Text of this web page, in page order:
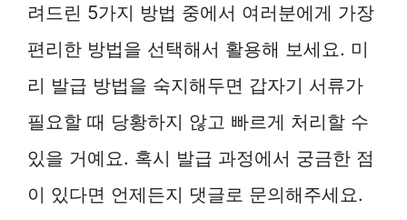
려드린 5가지 방법 중에서 여러분에게 가장
편리한 방법을 선택해서 활용해 보세요. 미
리 발급 방법을 숙지해두면 갑자기 서류가
필요할 때 당황하지 않고 빠르게 처리할 수
있을 거예요. 혹시 발급 과정에서 궁금한 점
이 있다면 언제든지 댓글로 문의해주세요.